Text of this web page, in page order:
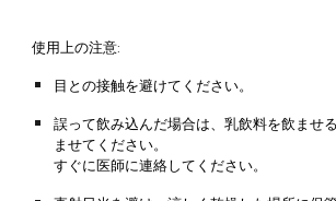
使用上の注意:
目との接触を避けてください。
誤って飲み込んだ場合は、乳飲料を飲ませ
ませてください。
すぐに医師に連絡してください。